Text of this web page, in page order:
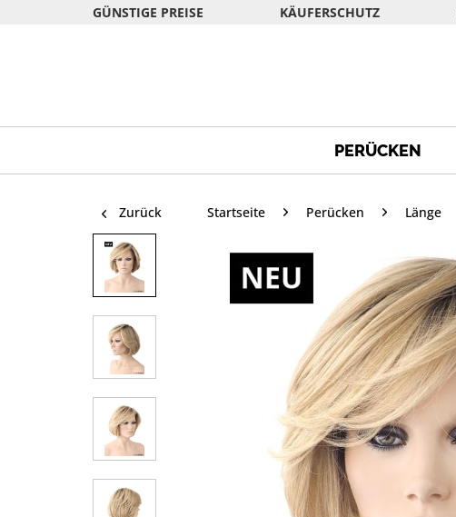
GÜNSTIGE PREISE KÄUFERSCHUTZ
PERÜCKEN
Zurück Startseite Perücken Länge